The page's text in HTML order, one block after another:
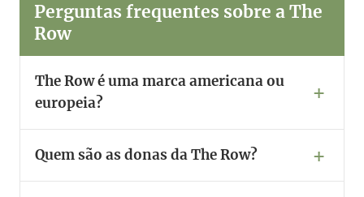
Perguntas frequentes sobre a The
Row
The Row é uma marca americana ou
europeia?
Quem são as donas da The Row?